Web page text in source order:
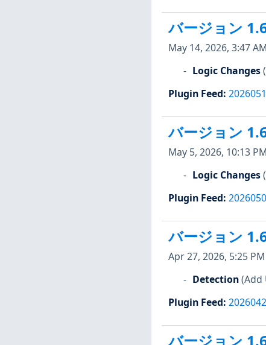
バージョン
May 14, 2026, 3:47 AM
Logic Changes
Plugin Feed:
バージョン
May 5, 2026, 10:13 PM
Logic Changes
Plugin Feed:
バージョン
Apr 27, 2026, 5:25 PM
Detection(Add
Plugin Feed:
バージョン